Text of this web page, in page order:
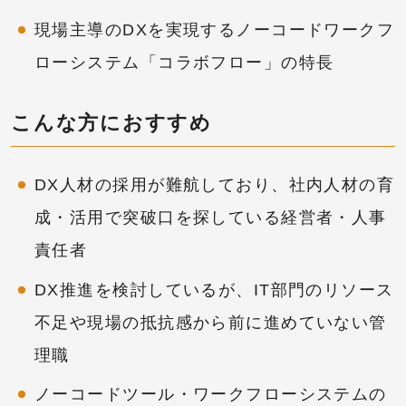
現場主導のDXを実現するノーコードワークフ
ローシステム「コラボフロー」の特長
こんな方におすすめ
DX人材の採用が難航しており、社内人材の育
成・活用で突破口を探している経営者・人事
責任者
DX推進を検討しているが、IT部門のリソース
不足や現場の抵抗感から前に進めていない管
理職
ノーコードツール・ワークフローシステムの